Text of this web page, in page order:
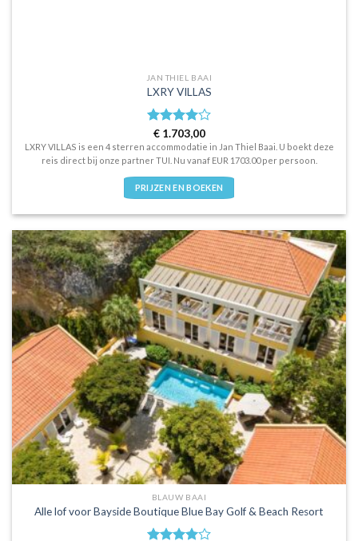
JAN THIEL BAAI
LXRY VILLAS
Waardering
4uit 5
€1.703,00
LXRY VILLAS is een 4 sterren accommodatie in Jan Thiel Baai. U boekt deze
reis direct bij onze partner TUI. Nu vanaf EUR 1703.00 per persoon.
PRIJZEN EN BOEKEN
BLAUW BAAI
Alle lof voor Bayside Boutique Blue Bay Golf & Beach Resort